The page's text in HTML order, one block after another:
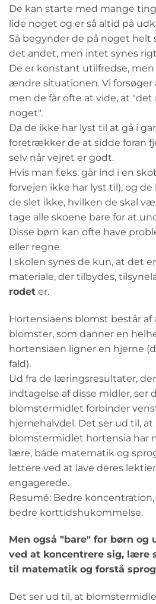
De kan starte med mange
lide noget og er så altid på
Så begynder de på noget helt
det andet, men intet synes
De er konstant utilfredse,
ændre situationen. Vi
men de får ofte at vide, at
noget".
Da de ikke har lyst til at gå i
foretrækker de at sidde foran
selv når vejret er godt.
Hvis man f.eks. går ind i en
forvejen ikke har lyst til), og
de slet ikke, hvilken de skal
tage alle skoene bare for at
Disse børn kan ofte have
eller regne.
I skolen synes de kun, at det
materiale, der tilbydes,
rodet er.
Hortensiaens blomst består af
blomster, som danner en
hortensiaen ligner en hjerne
fald).
Ud fra de læringsresultater,
indtagelse af disse midler, ser
blomstermidlet forbinder
hjernehalvdel. Det ser ud til,
blomstermidlet hortensia har
lære, både matematik og
lettere ved at lave deres
engagerede.
Resumé: Bedre
bedre korttidshukommelse.
Men også "bare" for børn
ved at koncentrere sig, lære
til matematik og forstå
Det ser ud til, at